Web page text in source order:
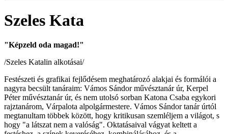
Szeles Kata
"Képzeld oda magad!"
/Szeles Katalin alkotásai/
Festészeti és grafikai fejlődésem meghatározó alakjai és formálói a
nagyra becsült tanáraim: Vámos Sándor művésztanár úr, Kerpel
Péter művésztanár úr, és nem utolsó sorban Katona Csaba egykori
rajztanárom, Várpalota alpolgármestere. Vámos Sándor tanár úrtól
megtanultam többek között, hogy kritikusan szemléljem a világot, s
hogy "a látszat nem a valóság". Oktatásaival vágyat keltett a